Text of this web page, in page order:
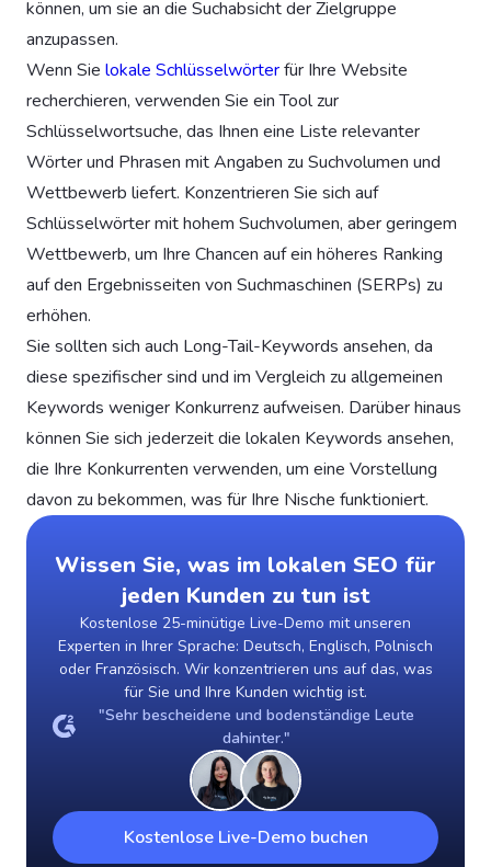
können, um sie an die Suchabsicht der Zielgruppe
anzupassen.
Wenn Sie lokale Schlüsselwörterfür Ihre Website
recherchieren, verwenden Sie ein Tool zur
Schlüsselwortsuche, das Ihnen eine Liste relevanter
Wörter und Phrasen mit Angaben zu Suchvolumen und
Wettbewerb liefert. Konzentrieren Sie sich auf
Schlüsselwörter mit hohem Suchvolumen, aber geringem
Wettbewerb, um Ihre Chancen auf ein höheres Ranking
auf den Ergebnisseiten von Suchmaschinen (SERPs) zu
erhöhen.
Sie sollten sich auch Long-Tail-Keywords ansehen, da
diese spezifischer sind und im Vergleich zu allgemeinen
Keywords weniger Konkurrenz aufweisen. Darüber hinaus
können Sie sich jederzeit die lokalen Keywords ansehen,
die Ihre Konkurrenten verwenden, um eine Vorstellung
davon zu bekommen, was für Ihre Nische funktioniert.
Wissen Sie, was im lokalen SEO für
jeden Kunden zu tun ist
Kostenlose 25-minütige Live-Demo mit unseren
Experten in Ihrer Sprache: Deutsch, Englisch, Polnisch
oder Französisch. Wir konzentrieren uns auf das, was
für Sie und Ihre Kunden wichtig ist.
"Sehr bescheidene und bodenständige Leute
dahinter."
Kostenlose Live-Demo buchen